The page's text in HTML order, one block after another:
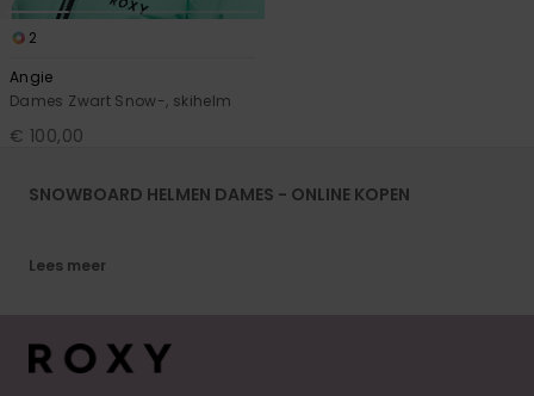
2
Angie
Dames Zwart Snow-, skihelm
€ 100,00
SNOWBOARD HELMEN DAMES - ONLINE KOPEN
Lees meer